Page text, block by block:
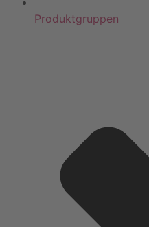
Produktgruppen